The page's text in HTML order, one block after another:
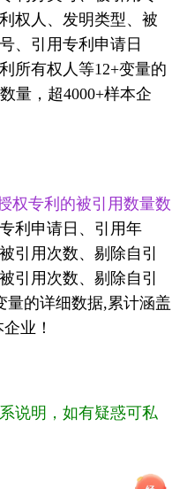
权人、发明类型、被
、引用专利申请日
所有权人等12+变量的
量，超4000+样本企
权专利的被引用数量数
利申请日、引用年
引用次数、剔除自引
引用次数、剔除自引
量的详细数据, 累计涵盖
业！
说明，如有疑惑可私